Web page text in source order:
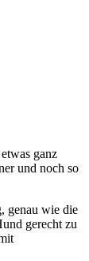
ganz
und noch so
genau wie die
gerecht zu